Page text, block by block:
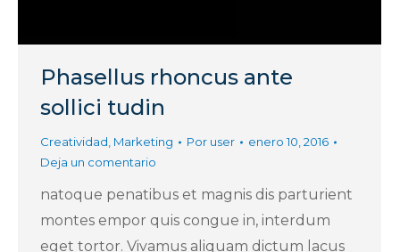
Phasellus rhoncus ante
sollici tudin
Creatividad, Marketing Por user
enero 10, 2016
Deja un comentario
natoque penatibus et magnis dis parturient
montes empor quis congue in, interdum
eget tortor. Vivamus aliquam dictum lacus